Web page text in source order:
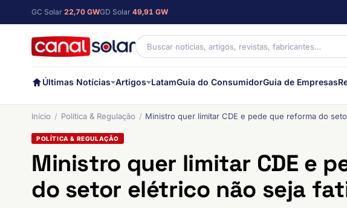
GC Solar 22,70 GWGD Solar 49,91 GW
Últimas Notícias Artigos LatamGuia do ConsumidorGuia de Empresas
Início Política & Regulação Ministro quer limitar CDE e pede que reforma do
POLÍTICA & REGULAÇÃO
Ministro quer limitar CDE e
do setor elétrico não seja